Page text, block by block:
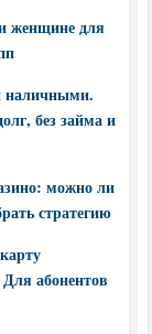
женщине для
наличными.
без займа и
можно ли
стратегию
абонентов